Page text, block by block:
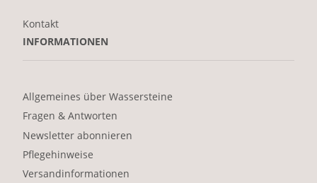
Kontakt
INFORMATIONEN
Allgemeines über Wassersteine
Fragen & Antworten
Newsletter abonnieren
Pflegehinweise
Versandinformationen